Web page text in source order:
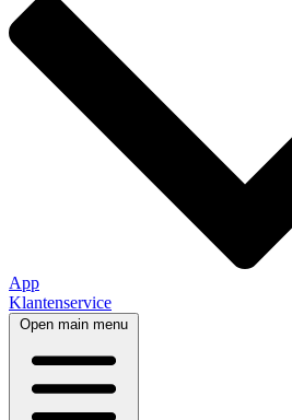
App
Klantenservice
Open main menu